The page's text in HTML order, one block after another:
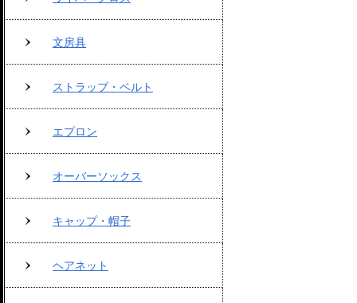
文房具
ストラップ・ベルト
エプロン
オーバーソックス
キャップ・帽子
ヘアネット